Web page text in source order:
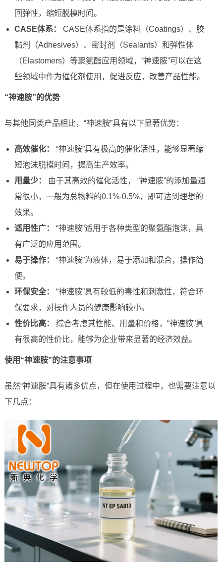
回弹性，缩短脱模时间。
CASE体系：
CASE体系指的是涂料（Coatings）、胶
黏剂（Adhesives）、密封剂（Sealants）和弹性体
（Elastomers）等聚氨酯应用领域，“神速胺”可以在这
些领域中作为催化剂使用，促进反应，改善产品性能。
“神速胺”的优势
与其他同类产品相比，“神速胺”具有以下显著优势：
高效催化：
“神速胺”具有极高的催化活性，能够显著缩
短泡沫脱模时间，提高生产效率。
用量少：
由于其高效的催化活性， “神速胺”的添加量通
常很小，一般为总物料的0.1%-0.5%，即可达到理想的
效果。
适用性广：
“神速胺”适用于各种类型的聚氨酯泡沫，具
有广泛的应用范围。
易于操作：
“神速胺”为液体，易于添加和混合，操作简
便。
环保安全：
“神速胺”具有较低的毒性和刺激性，符合环
保要求，对操作人员的健康影响较小。
性价比高：
综合考虑其性能、用量和价格，“神速胺”具
有很高的性价比，能够为企业带来显著的经济效益。
使用“神速胺”的注意事项
虽然“神速胺”具有诸多优点，但在使用过程中，也需要注意以
下几点：